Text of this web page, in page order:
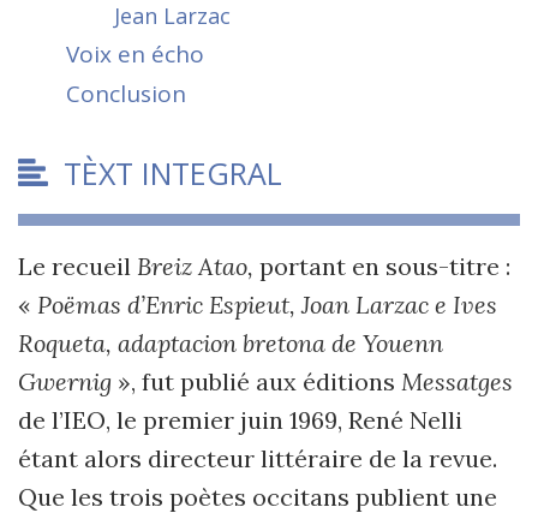
Jean Larzac
Voix en écho
Conclusion
TÈXT INTEGRAL
Le recueil Breiz Atao, portant en sous-titre :
« Poëmas d’Enric Espieut, Joan Larzac e Ives
Roqueta, adaptacion bretona de Youenn
Gwernig », fut publié aux éditions Messatges
de l’IEO, le premier juin 1969, René Nelli
étant alors directeur littéraire de la revue.
Que les trois poètes occitans publient une